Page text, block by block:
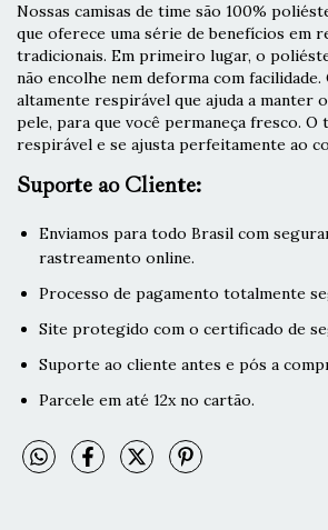
Nossas camisas de time são 100%
que oferece uma série de benefícios em
tradicionais. Em primeiro lugar, o
não encolhe nem deforma com facilidade.
altamente respirável que ajuda a manter
pele, para que você permaneça fresco. O
respirável e se ajusta perfeitamente ao
Suporte ao Cliente:
Enviamos para todo Brasil com
rastreamento online.
Processo de pagamento totalmente
Site protegido com o certificado de
Suporte ao cliente antes e pós a
Parcele em até 12x no cartão.